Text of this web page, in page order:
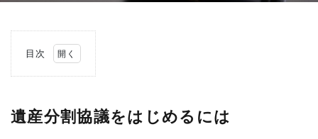
目次
分
割
遺産分割協議をはじめるには